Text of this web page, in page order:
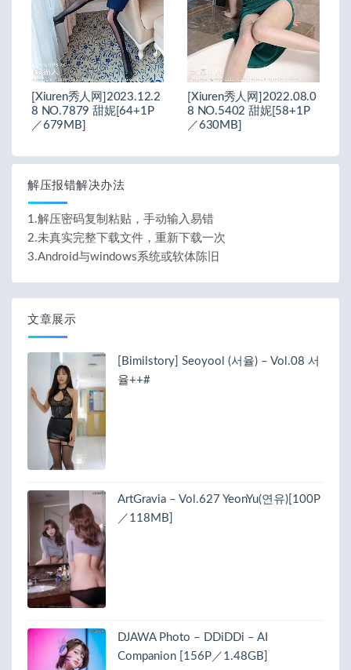
[Xiuren秀人网]2023.12.2
8 NO.7879 甜妮[64+1P
／679MB]
[Xiuren秀人网]2022.08.0
8 NO.5402 甜妮[58+1P
／630MB]
解压报错解决办法
1.解压密码复制粘贴，手动输入易错
2.未真实完整下载文件，重新下载一次
3.Android与windows系统或软体陈旧
文章展示
[Bimilstory] Seoyool (서율) – Vol.08 서
율++#
ArtGravia – Vol.627 YeonYu(연유)[100P
／118MB]
DJAWA Photo – DDiDDi – AI
Companion [156P／1.48GB]